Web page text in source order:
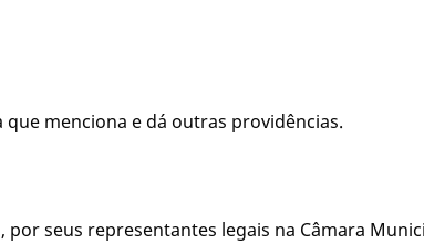
menciona e dá outras providências.
seus representantes legais na Câmara